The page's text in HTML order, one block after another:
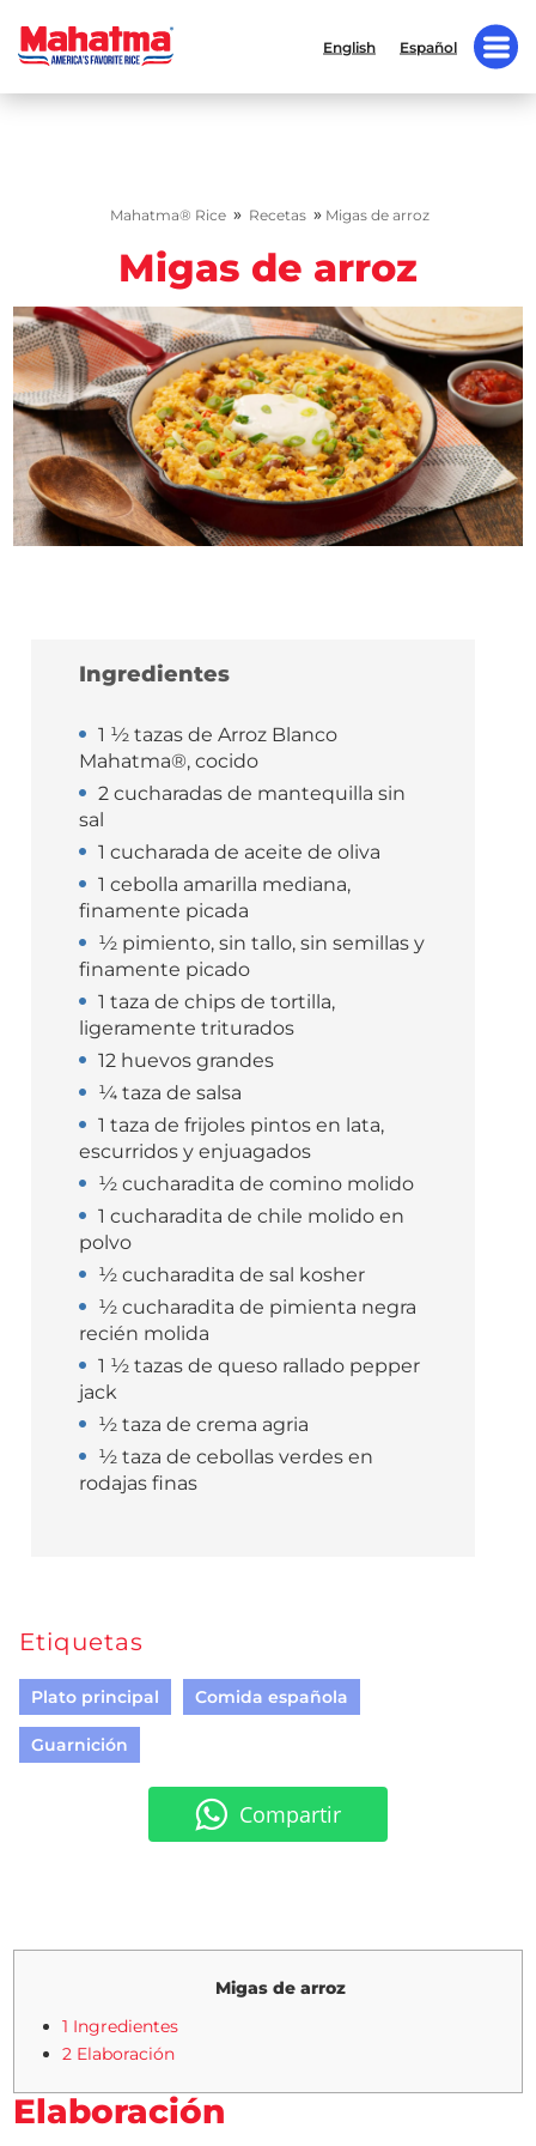
English Español
Mahatma® Rice » Recetas » Migas de arroz
Migas de arroz
Ingredientes
1 ½ tazas de Arroz Blanco
Mahatma®, cocido
2 cucharadas de mantequilla sin
sal
1 cucharada de aceite de oliva
1 cebolla amarilla mediana,
finamente picada
½ pimiento, sin tallo, sin semillas y
finamente picado
1 taza de chips de tortilla,
ligeramente triturados
12 huevos grandes
¼ taza de salsa
1 taza de frijoles pintos en lata,
escurridos y enjuagados
½ cucharadita de comino molido
1 cucharadita de chile molido en
polvo
½ cucharadita de sal kosher
½ cucharadita de pimienta negra
recién molida
1 ½ tazas de queso rallado pepper
jack
½ taza de crema agria
½ taza de cebollas verdes en
rodajas finas
Etiquetas
Plato principal Comida española
Guarnición
Compartir
Migas de arroz
1 Ingredientes
2 Elaboración
Elaboración